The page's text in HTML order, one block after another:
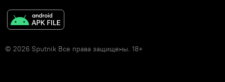
© 2026 Sputnik Все права защищены. 18+